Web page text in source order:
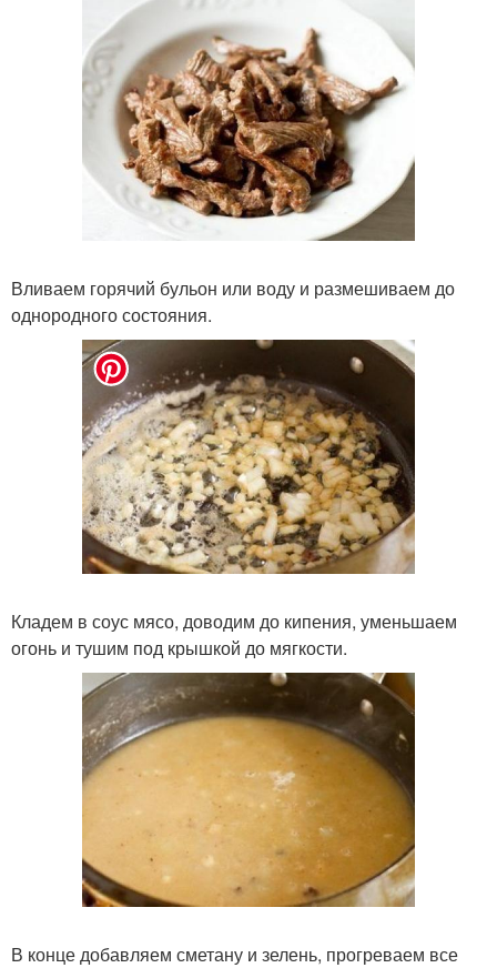
Вливаем горячий бульон или воду и размешиваем до
однородного состояния.
Кладем в соус мясо, доводим до кипения, уменьшаем
огонь и тушим под крышкой до мягкости.
В конце добавляем сметану и зелень, прогреваем все